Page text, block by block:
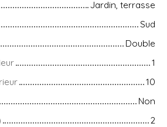
Jardin, terrasse
Sud
Double
1
10
Non
2